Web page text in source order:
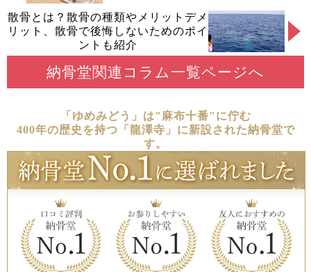
散骨とは？散骨の種類やメリットデメ
リット、散骨で後悔しないためのポイ
ントも紹介
納骨堂関連コラム一覧ページへ
「ゆめみどう」は"麻布十番"に佇む
400年の歴史を持つ「龍澤寺」に新設された納骨堂で
す。